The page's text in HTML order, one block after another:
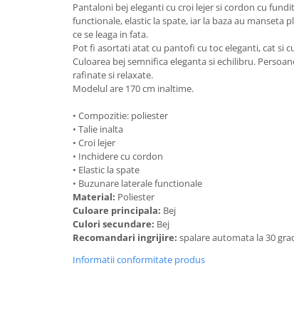
Pantaloni bej eleganti cu croi lejer si cordon cu
functionale, elastic la spate, iar la baza au manseta
ce se leaga in fata.
Pot fi asortati atat cu pantofi cu toc eleganti, cat si
Culoarea bej semnifica eleganta si echilibru.
rafinate si relaxate.
Modelul are 170 cm inaltime.
• Compozitie: poliester
• Talie inalta
• Croi lejer
• Inchidere cu cordon
• Elastic la spate
• Buzunare laterale functionale
Material: Poliester
Culoare principala: Bej
Culori secundare: Bej
Recomandari ingrijire: spalare automata la 30
Informatii conformitate produs